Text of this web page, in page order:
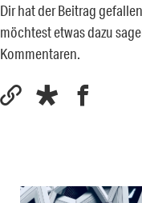
Dir hat der Beitrag
möchtest etwas dazu
Kommentaren.